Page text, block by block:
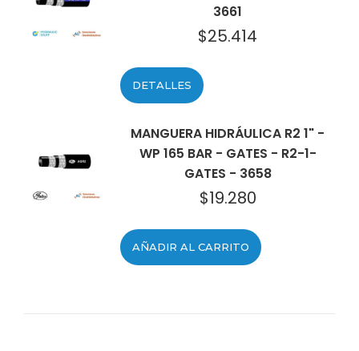
3661
$25.414
DETALLES
MANGUERA HIDRÁULICA R2 1" -
WP 165 BAR - GATES - R2-1-
GATES - 3658
$19.280
AÑADIR AL CARRITO